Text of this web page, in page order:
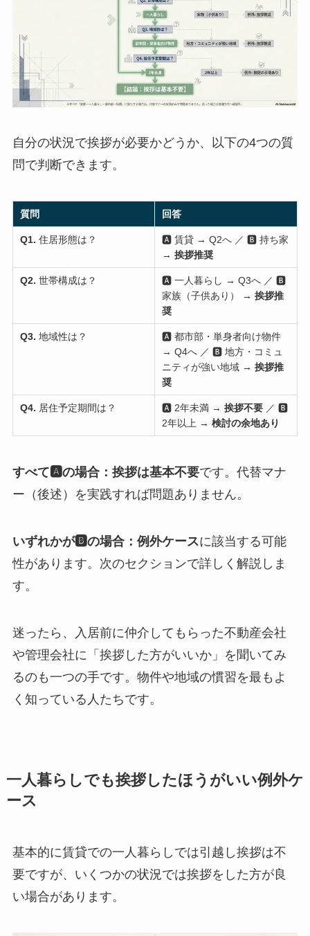
自分の状況で挨拶が必要かどうか、以下の4つの質
問で判断できます。
質問 回答
Q1. 住居形態は？
🅰 賃貸 → Q2へ ／ 🅱 持ち家
→挨拶推奨
Q2. 世帯構成は？
🅰 一人暮らし → Q3へ ／ 🅱
家族（子供あり） →挨拶推
奨
Q3. 地域性は？
🅰 都市部・単身者向け物件
→ Q4へ ／ 🅱 地方・コミュ
ニティが強い地域 →挨拶推
奨
Q4. 居住予定期間は？ 🅰 2年未満 →挨拶不要 ／ 🅱
2年以上 →検討の余地あり
すべて🅰の場合：挨拶は基本不要です。代替マナ
ー（後述）を実践すれば問題ありません。
いずれかが🅱の場合：例外ケースに該当する可能
性があります。次のセクションで詳しく解説しま
す。
迷ったら、入居前に仲介してもらった不動産会社
や管理会社に「挨拶した方がいいか」を聞いてみ
るのも一つの手です。物件や地域の慣習を最もよ
く知っている人たちです。
一人暮らしでも挨拶したほうがいい例外ケ
ース
基本的に賃貸での一人暮らしでは引越し挨拶は不
要ですが、いくつかの状況では挨拶をした方が良
い場合があります。